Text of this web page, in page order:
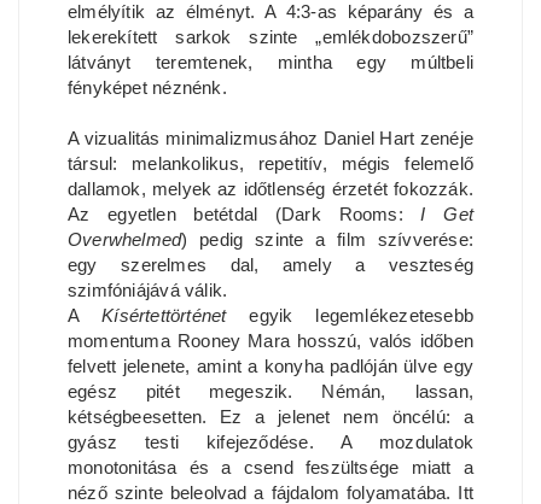
elmélyítik az élményt. A 4:3-as képarány és a
lekerekített sarkok szinte „emlékdobozszerű”
látványt teremtenek, mintha egy múltbeli
fényképet néznénk.
A vizualitás minimalizmusához Daniel Hart zenéje
társul: melankolikus, repetitív, mégis felemelő
dallamok, melyek az időtlenség érzetét fokozzák.
Az egyetlen betétdal (Dark Rooms:I Get
Overwhelmed) pedig szinte a film szívverése:
egy szerelmes dal, amely a veszteség
szimfóniájává válik.
AKísértettörténetegyik legemlékezetesebb
momentuma Rooney Mara hosszú, valós időben
felvett jelenete, amint a konyha padlóján ülve egy
egész pitét megeszik. Némán, lassan,
kétségbeesetten. Ez a jelenet nem öncélú: a
gyász testi kifejeződése. A mozdulatok
monotonitása és a csend feszültsége miatt a
néző szinte beleolvad a fájdalom folyamatába. Itt